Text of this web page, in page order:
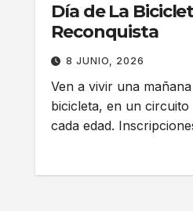
Día de La
Reconquista
8 JUNIO, 2026
Ven a vivir una
bicicleta, en un
cada edad.